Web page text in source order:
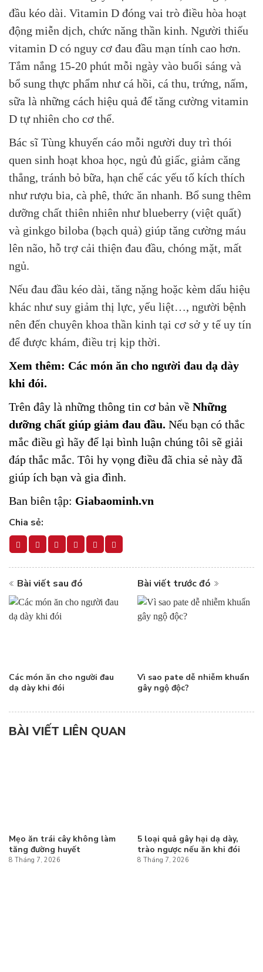
đầu kéo dài. Vitamin D đóng vai trò điều hòa hoạt
động miễn dịch, chức năng thần kinh. Người thiếu
vitamin D có nguy cơ đau đầu mạn tính cao hơn.
Tắm nắng 15-20 phút mỗi ngày vào buổi sáng và
bổ sung thực phẩm như cá hồi, cá thu, trứng, nấm,
sữa là những cách hiệu quả để tăng cường vitamin
D tự nhiên cho cơ thể.
Bác sĩ Tùng khuyến cáo mỗi người duy trì thói
quen sinh hoạt khoa học, ngủ đủ giấc, giảm căng
thẳng, tránh bỏ bữa, hạn chế các yếu tố kích thích
như rượu bia, cà phê, thức ăn nhanh. Bổ sung thêm
dưỡng chất thiên nhiên như blueberry (việt quất)
và ginkgo biloba (bạch quả) giúp tăng cường máu
lên não, hỗ trợ cải thiện đau đầu, chóng mặt, mất
ngủ.
Nếu đau đầu kéo dài, tăng nặng hoặc kèm dấu hiệu
khác như suy giảm thị lực, yếu liệt…, người bệnh
nên đến chuyên khoa thần kinh tại cơ sở y tế uy tín
để được khám, điều trị kịp thời.
Xem thêm: Các món ăn cho người đau dạ dày
khi đói.
Trên đây là những thông tin cơ bản về Những
dưỡng chất giúp giảm đau đầu. Nếu bạn có thắc
mắc điều gì hãy để lại bình luận chúng tôi sẽ giải
đáp thắc mắc. Tôi hy vọng điều đã chia sẻ này đã
giúp ích bạn và gia đình.
Ban biên tập: Giabaominh.vn
Chia sẻ:
Bài viết sau đó
Các món ăn cho người đau
dạ dày khi đói
Bài viết trước đó
Vì sao pate dễ nhiễm khuẩn
gây ngộ độc?
BÀI VIẾT LIÊN QUAN
Mẹo ăn trái cây không làm
tăng đường huyết
8 Tháng 7, 2026
5 loại quả gây hại dạ dày,
trào ngược nếu ăn khi đói
8 Tháng 7, 2026